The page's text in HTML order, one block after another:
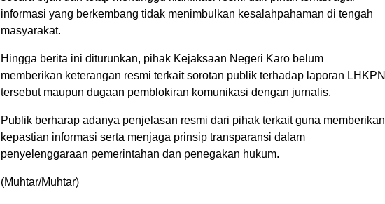
informasi yang berkembang tidak menimbulkan kesalahpahaman di tengah
masyarakat.
Hingga berita ini diturunkan, pihak Kejaksaan Negeri Karo belum
memberikan keterangan resmi terkait sorotan publik terhadap laporan LHKPN
tersebut maupun dugaan pemblokiran komunikasi dengan jurnalis.
Publik berharap adanya penjelasan resmi dari pihak terkait guna memberikan
kepastian informasi serta menjaga prinsip transparansi dalam
penyelenggaraan pemerintahan dan penegakan hukum.
(Muhtar/Muhtar)